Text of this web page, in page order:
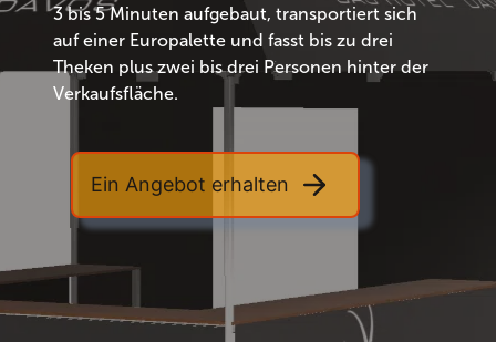
3 bis 5 Minuten aufgebaut, transportiert sich
auf einer Europalette und fasst bis zu drei
Theken plus zwei bis drei Personen hinter der
Verkaufsfläche.
Ein Angebot erhalten